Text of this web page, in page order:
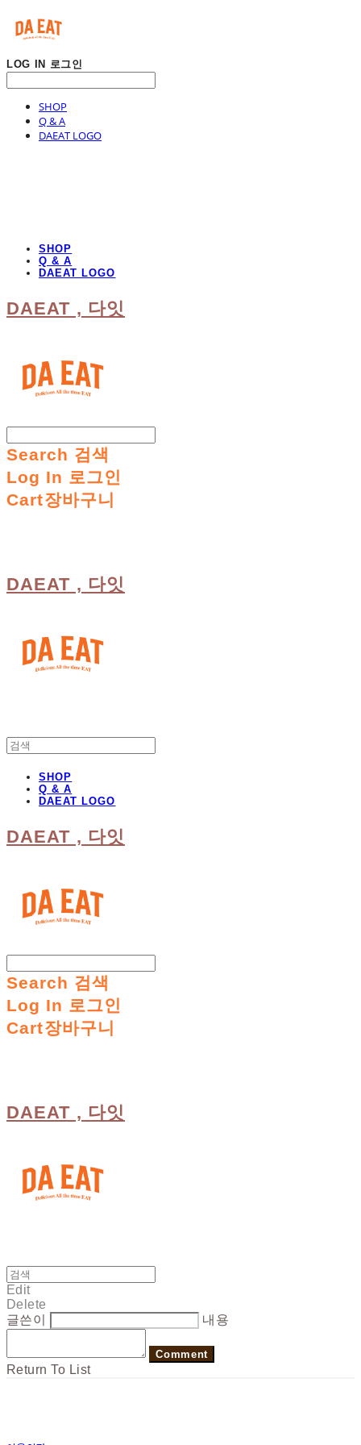
LOG IN 로그인
SHOP
Q & A
DAEAT LOGO
SHOP
Q & A
DAEAT LOGO
DAEAT , 다잇
Search 검색
Log In 로그인
Cart장바구니
DAEAT , 다잇
SHOP
Q & A
DAEAT LOGO
DAEAT , 다잇
Search 검색
Log In 로그인
Cart장바구니
DAEAT , 다잇
Edit
Delete
글쓴이
내용
Comment
Return To List